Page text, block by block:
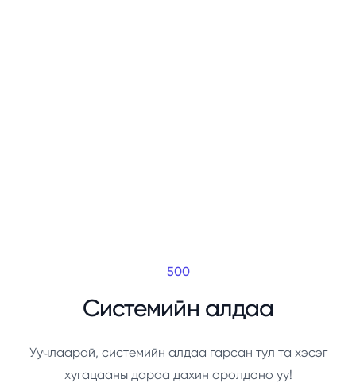
500
Системийн алдаа
Уучлаарай, системийн алдаа гарсан тул та хэсэг
хугацааны дараа дахин оролдоно уу!